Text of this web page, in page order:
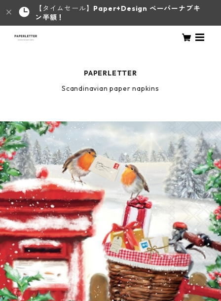
【タイムセール】 Paper+Design ペーパーナプキ
ン半額！
PAPERLETTER
Scandinavian paper napkins